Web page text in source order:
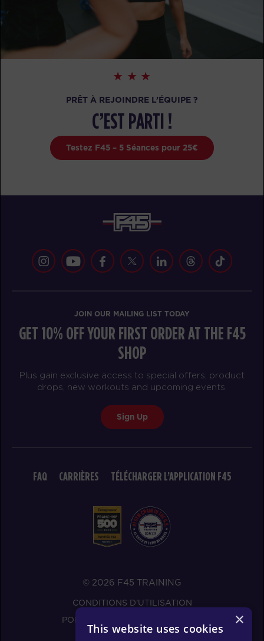
PRÊT À REJOINDRE L’ÉQUIPE ?
C’EST PARTI !
Testez F45 – 5 Séances pour 25€
JOIN OUR MAILING LIST TODAY
GET 10% OFF YOUR FIRST ORDER AT THE F45
SHOP
Plus gain exclusive access to special offers, product
drops, new workouts and upcoming events.
Sign Up
FAQ CARRIÈRES TÉLÉCHARGER L’APPLICATION F45
© 2026 F45 TRAINING
CONDITIONS D’UTILISATION
POLITIQUE DE CONFIDENTIALITÉ
×
This website uses cookies